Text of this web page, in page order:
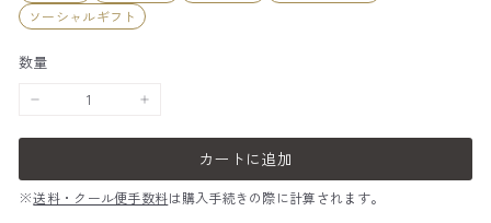
ソーシャルギフト
数量
+
カートに追加
※送料・クール便手数料は購入手続きの際に計算されます。